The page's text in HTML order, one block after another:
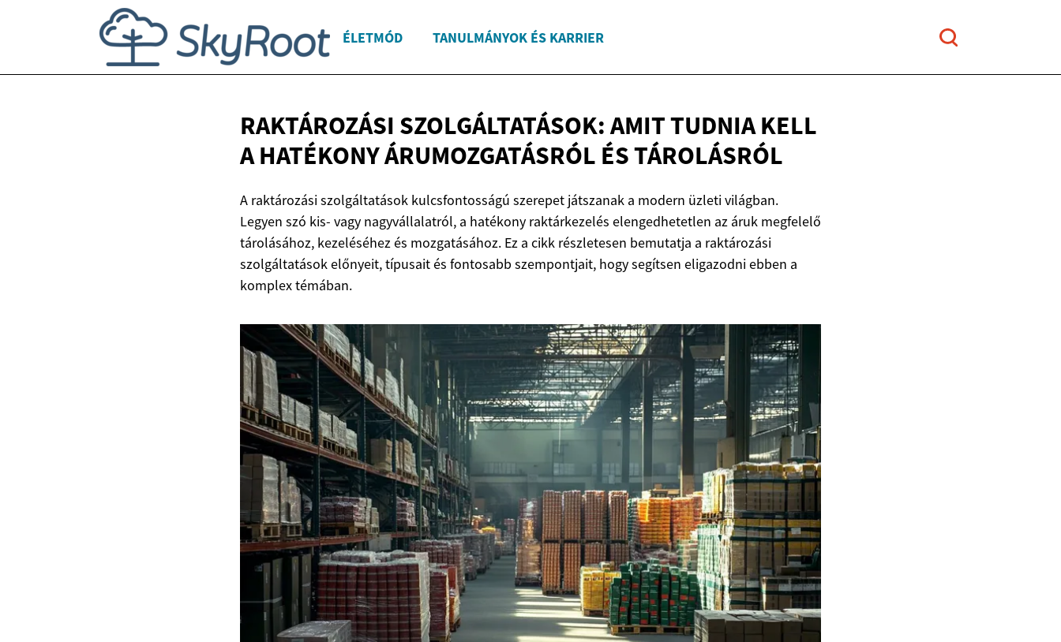
ÉLETMÓD TANULMÁNYOK ÉS KARRIER
RAKTÁROZÁSI SZOLGÁLTATÁSOK: AMIT TUDNIA KELL
A HATÉKONY ÁRUMOZGATÁSRÓL ÉS TÁROLÁSRÓL
A raktározási szolgáltatások kulcsfontosságú szerepet játszanak a modern üzleti világban.
Legyen szó kis- vagy nagyvállalatról, a hatékony raktárkezelés elengedhetetlen az áruk megfelelő
tárolásához, kezeléséhez és mozgatásához. Ez a cikk részletesen bemutatja a raktározási
szolgáltatások előnyeit, típusait és fontosabb szempontjait, hogy segítsen eligazodni ebben a
komplex témában.